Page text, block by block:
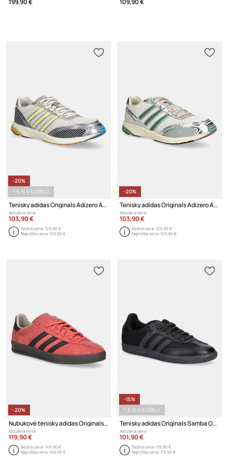
199,90 € 109,90 €
-20%
*-5 % V KOŠÍKU!
Tenisky adidas Originals Adizero Adios OG
Aktuálna cena:
103,90 €
Bežná cena:129,90 €
Najnižšia cena:129,90 €
-20%
Tenisky adidas Originals Adizero Adios OG
Aktuálna cena:
103,90 €
Bežná cena:129,90 €
Najnižšia cena:129,90 €
-20%
Nubukové tenisky adidas Originals Gazelle Indoor Pro
Aktuálna cena:
119,90 €
Bežná cena:149,90 €
Najnižšia cena:149,90 €
-15%
*-5 % V KOŠÍKU!
Tenisky adidas Originals Samba OG
Aktuálna cena:
101,90 €
Bežná cena:119,90 €
Najnižšia cena:119,90 €